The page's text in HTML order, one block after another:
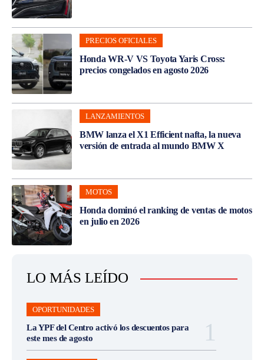
PRECIOS OFICIALES
Honda WR-V VS Toyota Yaris Cross:
precios congelados en agosto 2026
LANZAMIENTOS
BMW lanza el X1 Efficient nafta, la nueva
versión de entrada al mundo BMW X
MOTOS
Honda dominó el ranking de ventas de motos
en julio en 2026
LO MÁS LEÍDO
OPORTUNIDADES
La YPF del Centro activó los descuentos para
este mes de agosto